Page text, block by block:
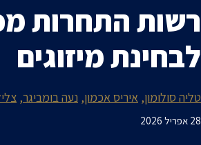
רשות התחרות
לבחינת מיזוגים
טליה סולומון איריס אכמון נעה בומביגר
28 אפריל 2026